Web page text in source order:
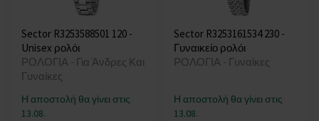
Sector R3253588501 120 -
Unisex ρολόι
ΡΟΛΟΓΙΑ - Για Άνδρες Και
Γυναίκες
Η αποστολή θα γίνει στις
13.08.
Sector R3253161534 230 -
Γυναικείο ρολόι
ΡΟΛΟΓΙΑ - Γυναίκες
Η αποστολή θα γίνει στις
13.08.